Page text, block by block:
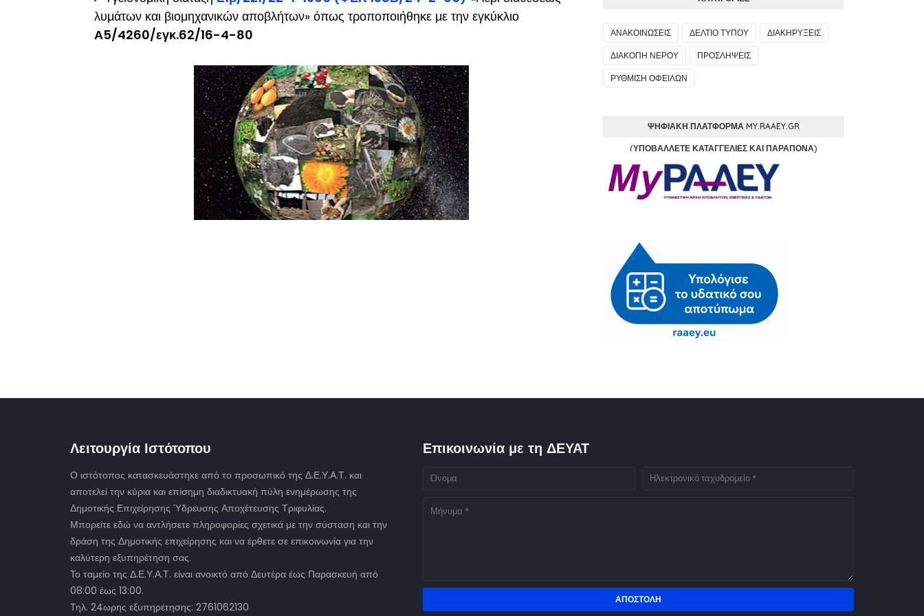
λυμάτων και βιομηχανικών αποβλήτων» όπως τροποποιήθηκε με την εγκύκλιο
Α5/4260/εγκ.62/16-4-80
ΑΝΑΚΟΙΝΩΣΕΙΣ ΔΕΛΤΙΟ ΤΥΠΟΥ
ΔΙΑΚΗΡΥΞΕΙΣ
ΔΙΑΚΟΠΗ ΝΕΡΟΥ
ΠΡΟΣΛΗΨΕΙΣ
ΡΥΘΜΙΣΗ ΟΦΕΙΛΩΝ
ΨΗΦΙΑΚΉ ΠΛΑΤΦΌΡΜΑ MY.RAAEY.GR
(ΥΠΟΒΆΛΛΕΤΕ ΚΑΤΑΓΓΕΛΊΕΣ ΚΑΙ ΠΑΡΆΠΟΝΑ)
Λειτουργία Ιστότοπου
Ο ιστότοπος κατασκευάστηκε από το προσωπικό της Δ.Ε.Υ.Α.Τ. και
αποτελεί την κύρια και επίσημη διαδικτυακή πύλη ενημέρωσης της
Δημοτικής Επιχείρησης Ύδρευσης Αποχέτευσης Τριφυλίας.
Μπορείτε εδώ να αντλήσετε πληροφορίες σχετικά με την σύσταση και την
δράση της Δημοτικής επιχείρησης και να έρθετε σε επικοινωνία για την
καλύτερη εξυπηρέτηση σας.
Το ταμείο της Δ.Ε.Υ.Α.Τ. είναι ανοικτό από Δευτέρα έως Παρασκευή από
08:00 έως 13:00.
Τηλ. 24ωρης εξυπηρέτησης: 2761062130
Επικοινωνία με τη ΔΕΥΑΤ